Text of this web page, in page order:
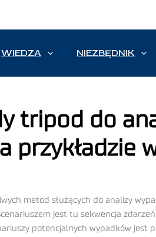
WIEDZA NIEZBĘDNIK
tripod do
przykładzie
metod służących do analizy
jest tu sekwencja
potencjalnych wypadków jest